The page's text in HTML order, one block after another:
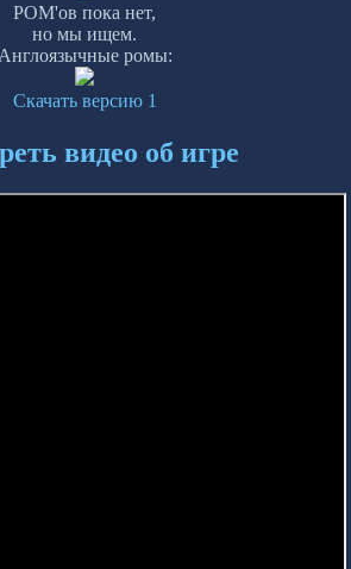
РОМ'ов пока нет,
но мы ищем.
Англоязычные ромы:
Скачать версию 1
видео об игре